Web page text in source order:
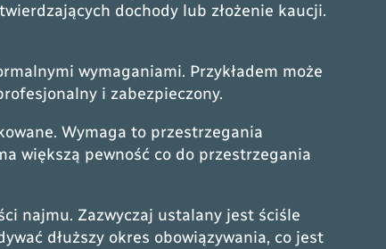
dochody lub złożenie kaucji.
wymaganiami. Przykładem może
i zabezpieczony.
Wymaga to przestrzegania
większą pewność co do przestrzegania
najmu. Zazwyczaj ustalany jest ściśle
dłuższy okres obowiązywania, co jest